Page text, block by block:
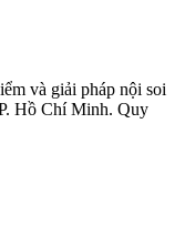
và giải pháp nội soi
Hồ Chí Minh. Quy